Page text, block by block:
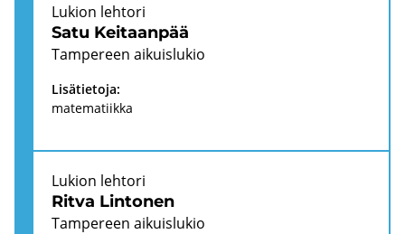
Satu Kei­taan­pää
Lu­kion leh­to­ri
Tam­pe­reen ai­kuis­lu­kio
Li­sä­tie­to­ja:
ma­te­ma­tiik­ka
Ritva Lin­to­nen
Lu­kion leh­to­ri
Tam­pe­reen ai­kuis­lu­kio